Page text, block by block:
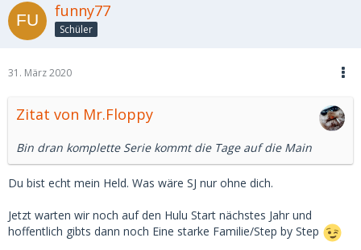
funny77
Schüler
31. März 2020
Zitat von Mr.Floppy
Bin dran komplette Serie kommt die Tage auf die Main
Du bist echt mein Held. Was wäre SJ nur ohne dich.
Jetzt warten wir noch auf den Hulu Start nächstes Jahr und
hoffentlich gibts dann noch Eine starke Familie/Step by Step